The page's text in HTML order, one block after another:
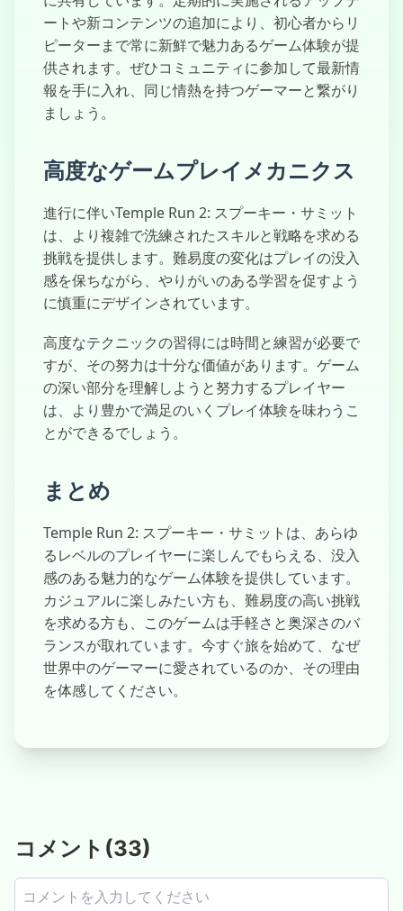
ートや新コンテンツの追加により、初心者からリ
ピーターまで常に新鮮で魅力あるゲーム体験が提
供されます。ぜひコミュニティに参加して最新情
報を手に入れ、同じ情熱を持つゲーマーと繋がり
ましょう。
高度なゲームプレイメカニクス
進行に伴いTemple Run 2: スプーキー・サミット
は、より複雑で洗練されたスキルと戦略を求める
挑戦を提供します。難易度の変化はプレイの没入
感を保ちながら、やりがいのある学習を促すよう
に慎重にデザインされています。
高度なテクニックの習得には時間と練習が必要で
すが、その努力は十分な価値があります。ゲーム
の深い部分を理解しようと努力するプレイヤー
は、より豊かで満足のいくプレイ体験を味わうこ
とができるでしょう。
まとめ
Temple Run 2: スプーキー・サミットは、あらゆ
るレベルのプレイヤーに楽しんでもらえる、没入
感のある魅力的なゲーム体験を提供しています。
カジュアルに楽しみたい方も、難易度の高い挑戦
を求める方も、このゲームは手軽さと奥深さのバ
ランスが取れています。今すぐ旅を始めて、なぜ
世界中のゲーマーに愛されているのか、その理由
を体感してください。
コメント (33)